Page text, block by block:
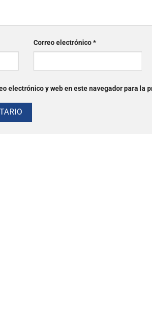
Correo electrónico*
electrónico y web en este navegador para la